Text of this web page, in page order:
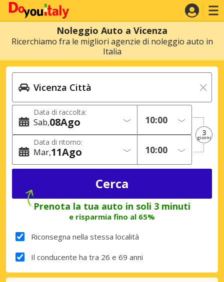
Noleggio Auto a Vicenza
Ricerchiamo fra le migliori agenzie di noleggio auto in
Italia
Data di raccolta:
Sab 08Ago
Data di ritorno:
Mar 11Ago
3
giorni
Prenota la tua auto in soli 3 minuti
e risparmia fino al 65%
Riconsegna nella stessa località
Il conducente ha tra 26 e 69 anni